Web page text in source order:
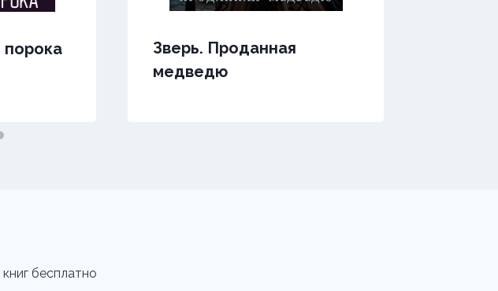
порока
Зверь. Проданная
медведю
бесплатно